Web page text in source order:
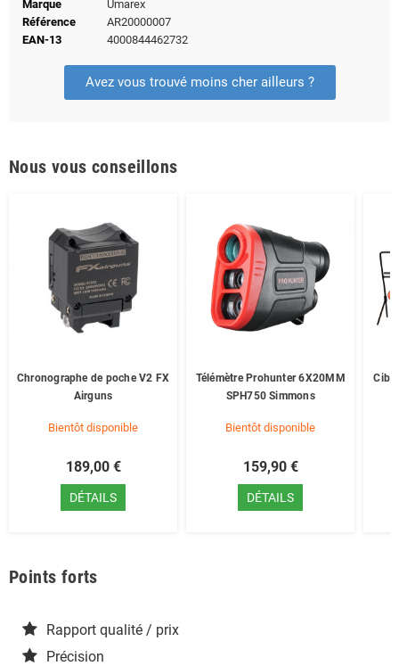
Marque
Umarex
Référence
AR20000007
EAN-13
4000844462732
Avez vous trouvé moins cher ailleurs ?
Nous vous conseillons
Chronographe de poche V2 FX
Airguns
Bientôt disponible
189,00 €
DÉTAILS
Télémètre Prohunter 6X20MM
SPH750 Simmons
Bientôt disponible
159,90 €
DÉTAILS
Points forts
Rapport qualité / prix
Précision